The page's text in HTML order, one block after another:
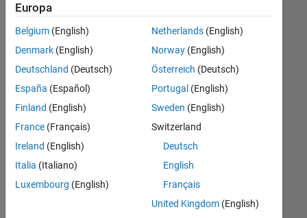
Ihren
Suchkriterien
entsprechen.
können
die
Suchkriterien
weiter
fassen
oder
alle
Stellenangebote
anzeigen .
Europa
Belgium (English)
Denmark (English)
Deutschland (Deutsch)
España (Español)
Finland (English)
France (Français)
Ireland (English)
Italia (Italiano)
Luxembourg (English)
Netherlands(English)
Norway(English)
Österreich (Deutsch)
Portugal (English)
Sweden (English)
Switzerland
Deutsch
English
Français
United Kingdom(English)